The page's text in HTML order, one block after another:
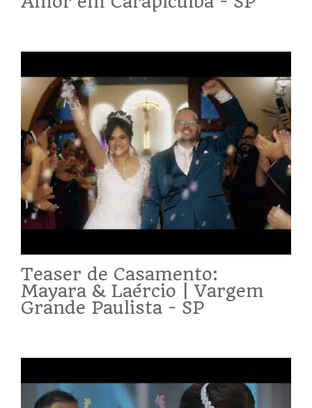
Teaser de Casamento:
Mayara & Laércio | Vargem
Grande Paulista - SP